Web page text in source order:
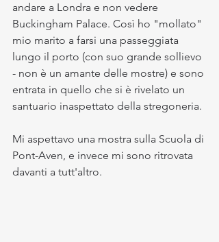
andare a Londra e non vedere
Buckingham Palace. Così ho "mollato"
mio marito a farsi una passeggiata
lungo il porto (con suo grande sollievo
- non è un amante delle mostre) e sono
entrata in quello che si è rivelato un
santuario inaspettato della stregoneria.
Mi aspettavo una mostra sulla Scuola di
Pont-Aven, e invece mi sono ritrovata
davanti a tutt'altro.